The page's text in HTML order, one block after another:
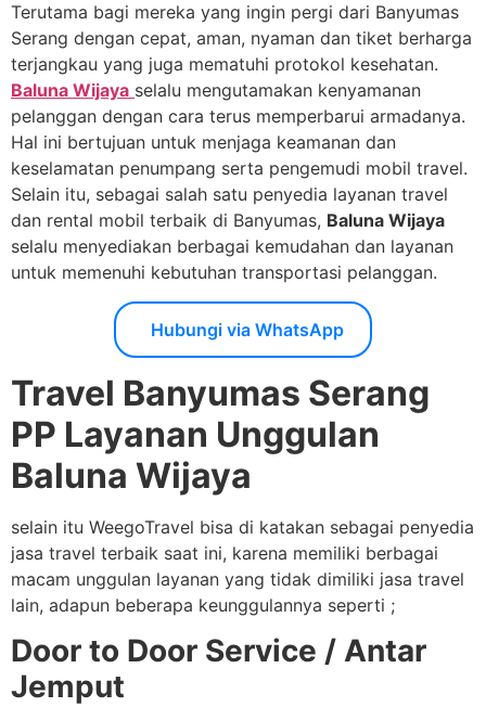
Terutama bagi mereka yang ingin pergi dari Banyumas
Serang dengan cepat, aman, nyaman dan tiket berharga
terjangkau yang juga mematuhi protokol kesehatan.
Baluna Wijaya selalu mengutamakan kenyamanan
pelanggan dengan cara terus memperbarui armadanya.
Hal ini bertujuan untuk menjaga keamanan dan
keselamatan penumpang serta pengemudi mobil travel.
Selain itu, sebagai salah satu penyedia layanan travel
dan rental mobil terbaik di Banyumas, Baluna Wijaya
selalu menyediakan berbagai kemudahan dan layanan
untuk memenuhi kebutuhan transportasi pelanggan.
Hubungi via WhatsApp
Travel Banyumas Serang
PP Layanan Unggulan
Baluna Wijaya
selain itu WeegoTravel bisa di katakan sebagai penyedia
jasa travel terbaik saat ini, karena memiliki berbagai
macam unggulan layanan yang tidak dimiliki jasa travel
lain, adapun beberapa keunggulannya seperti ;
Door to Door Service / Antar
Jemput